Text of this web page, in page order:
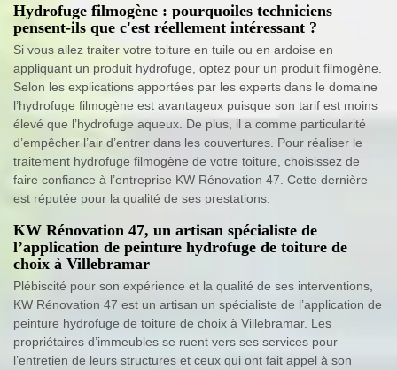
Hydrofuge filmogène : pourquoiles techniciens
pensent-ils que c'est réellement intéressant ?
Si vous allez traiter votre toiture en tuile ou en ardoise en
appliquant un produit hydrofuge, optez pour un produit filmogène.
Selon les explications apportées par les experts dans le domaine
l’hydrofuge filmogène est avantageux puisque son tarif est moins
élevé que l’hydrofuge aqueux. De plus, il a comme particularité
d’empêcher l’air d’entrer dans les couvertures. Pour réaliser le
traitement hydrofuge filmogène de votre toiture, choisissez de
faire confiance à l’entreprise KW Rénovation 47. Cette dernière
est réputée pour la qualité de ses prestations.
KW Rénovation 47, un artisan spécialiste de
l’application de peinture hydrofuge de toiture de
choix à Villebramar
Plébiscité pour son expérience et la qualité de ses interventions,
KW Rénovation 47 est un artisan un spécialiste de l’application de
peinture hydrofuge de toiture de choix à Villebramar. Les
propriétaires d’immeubles se ruent vers ses services pour
l’entretien de leurs structures et ceux qui ont fait appel à son